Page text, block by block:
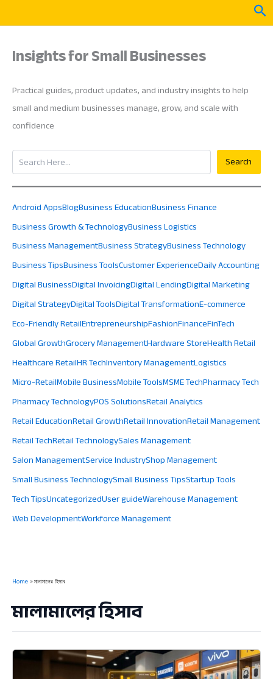
Insights for Small Businesses
Practical guides, product updates, and industry insights to help
small and medium businesses manage, grow, and scale with
confidence
Search
Search
Android AppsBlogBusiness EducationBusiness Finance
Business Growth & TechnologyBusiness Logistics
Business ManagementBusiness StrategyBusiness Technology
Business TipsBusiness ToolsCustomer ExperienceDaily Accounting
Digital BusinessDigital InvoicingDigital LendingDigital Marketing
Digital StrategyDigital ToolsDigital TransformationE-commerce
Eco-Friendly RetailEntrepreneurshipFashionFinanceFinTech
Global GrowthGrocery ManagementHardware StoreHealth Retail
Healthcare RetailHR TechInventory ManagementLogistics
Micro-RetailMobile BusinessMobile ToolsMSME TechPharmacy Tech
Pharmacy TechnologyPOS SolutionsRetail Analytics
Retail EducationRetail GrowthRetail InnovationRetail Management
Retail TechRetail TechnologySales Management
Salon ManagementService IndustryShop Management
Small Business TechnologySmall Business TipsStartup Tools
Tech TipsUncategorizedUser guideWarehouse Management
Web DevelopmentWorkforce Management
Home মালামালের হিসাব
মালামালের হিসাব